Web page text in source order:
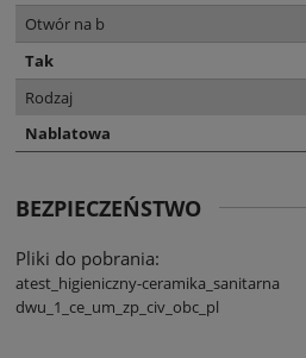
Otwór na b
Tak
Rodzaj
Nablatowa
BEZPIECZEŃSTWO
Pliki do pobrania:
atest_higieniczny-ceramika_sanitarna
dwu_1_ce_um_zp_civ_obc_pl